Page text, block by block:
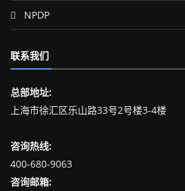
NPDP
联系我们
总部地址:
上海市徐汇区乐山路33号2号楼3-4楼
咨询热线:
400-680-9063
咨询邮箱: